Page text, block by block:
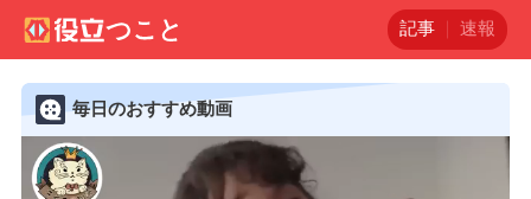
記事 速報
毎日のおすすめ動画